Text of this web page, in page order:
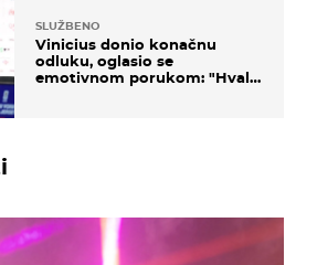
SLUŽBENO
Vinicius donio konačnu
odluku, oglasio se
emotivnom porukom: "Hvala